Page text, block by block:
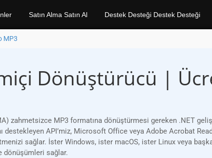
Satın Alma Satın Al Destek Desteği Destek Desteği
MP3
Dönüştürücü |
zahmetsizce MP3 formatına dönüştürmesi gereken .NET
destekleyen API’miz, Microsoft Office veya Adobe Acrobat
sağlar. İster Windows, ister macOS, ister Linux veya
dönüşümleri sağlar.